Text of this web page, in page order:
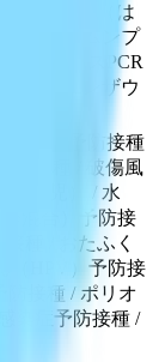
査 / 麻疹（は
体検査 / ムンプ
ナウイルスPCR
フルエンザウ
イルス予防接種
防接種 / 破傷風
（小児） / 水
混合）予防接
種 / おたふく
（HPV）予防接
防接種 / ポリオ
染症予防接種 /